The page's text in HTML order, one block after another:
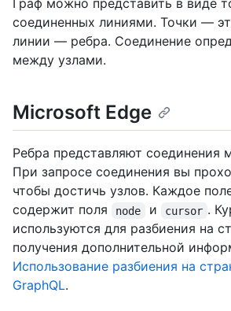
Граф можно представить в виде
соединенных линиями. Точки —
линии — ребра. Соединение
между узлами.
Microsoft Edge
Ребра представляют соединения
При запросе соединения вы
чтобы достичь узлов. Каждое
содержит поля node и cursor .
используются для разбиения на
получения дополнительной
Использование разбиения на
GraphQL.